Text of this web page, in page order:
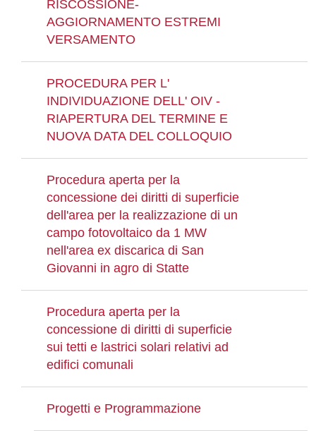
RISCOSSIONE-
AGGIORNAMENTO ESTREMI
VERSAMENTO
PROCEDURA PER L'
INDIVIDUAZIONE DELL' OIV -
RIAPERTURA DEL TERMINE E
NUOVA DATA DEL COLLOQUIO
Procedura aperta per la
concessione dei diritti di superficie
dell'area per la realizzazione di un
campo fotovoltaico da 1 MW
nell'area ex discarica di San
Giovanni in agro di Statte
Procedura aperta per la
concessione di diritti di superficie
sui tetti e lastrici solari relativi ad
edifici comunali
Progetti e Programmazione